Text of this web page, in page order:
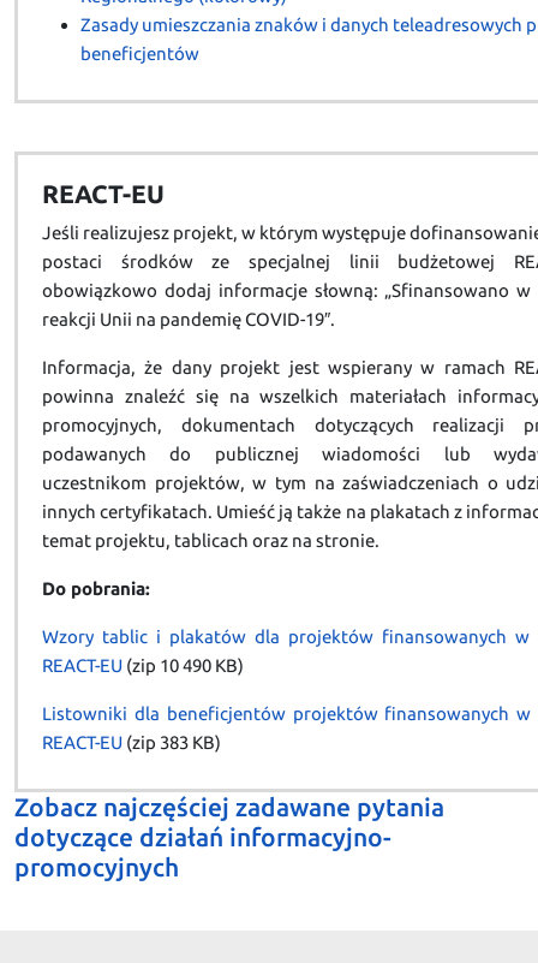
Zasady umieszczania znaków i danych teleadresowych
beneficjentów
REACT-EU
Jeśli realizujesz projekt, w którym występuje
postaci środków ze specjalnej linii budżetowej
obowiązkowo dodaj informacje słowną: „Sfinansowano w
reakcji Unii na pandemię COVID-19″.
Informacja, że dany projekt jest wspierany w ramach
powinna znaleźć się na wszelkich materiałach
promocyjnych, dokumentach dotyczących realizacji
podawanych do publicznej wiadomości lub
uczestnikom projektów, w tym na zaświadczeniach o
innych certyfikatach. Umieść ją także na plakatach z
temat projektu, tablicach oraz na stronie.
Do pobrania:
Wzory tablic i plakatów dla projektów finansowanych w
REACT-EU (zip 10 490 KB)
Listowniki dla beneficjentów projektów finansowanych w
REACT-EU (zip 383 KB)
Zobacz najczęściej zadawane pytania
dotyczące działań informacyjno-
promocyjnych